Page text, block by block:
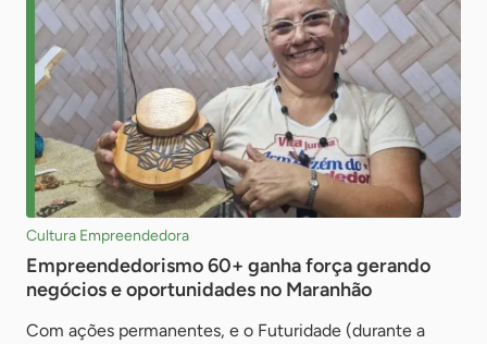
Cultura Empreendedora
Empreendedorismo 60+ ganha força gerando
negócios e oportunidades no Maranhão
Com ações permanentes, e o Futuridade (durante a